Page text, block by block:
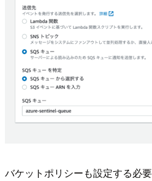
バケットポリシーも設定する必